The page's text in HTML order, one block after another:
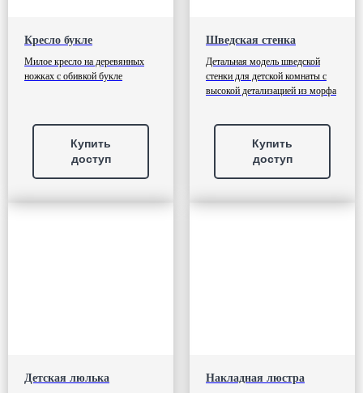
Кресло букле
Милое кресло на деревянных
ножках с обивкой букле
Купить
доступ
Шведская стенка
Детальная модель шведской
стенки для детской комнаты с
высокой детализацией из морфа
Купить
доступ
Детская люлька Накладная люстра